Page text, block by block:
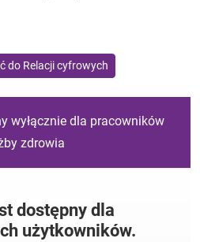
do Relacji cyfrowych
wyłącznie dla pracowników
zdrowia
dostępny dla
użytkowników.